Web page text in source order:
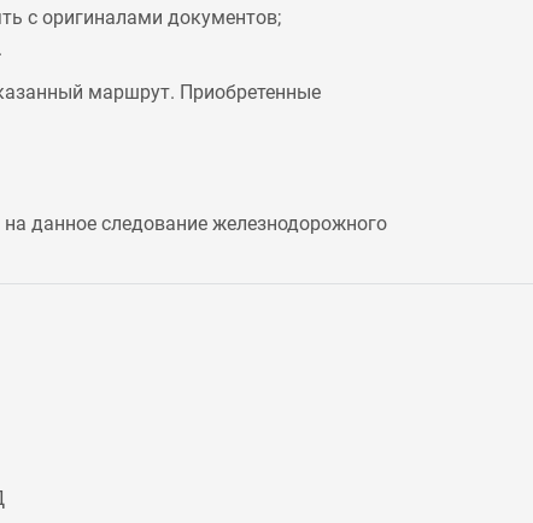
с оригиналами документов;
маршрут. Приобретенные
данное следование железнодорожного